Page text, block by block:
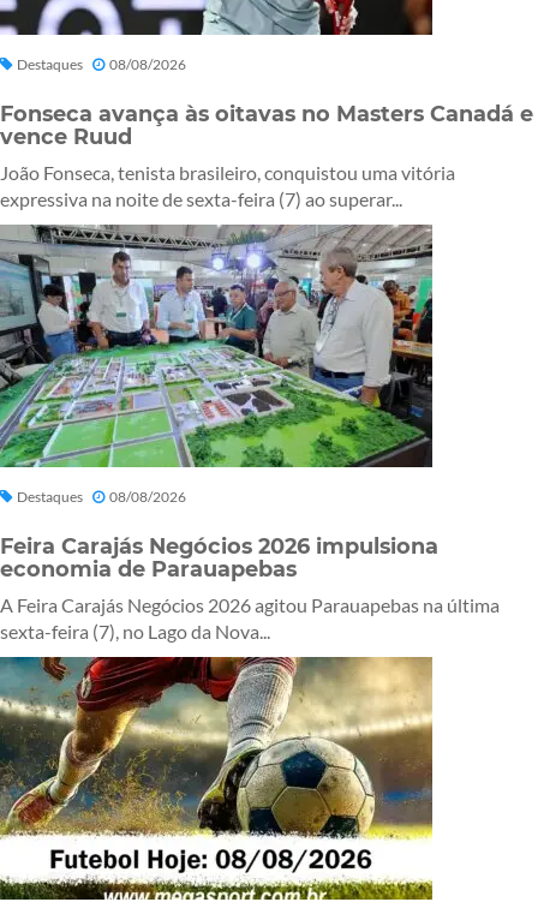
Destaques 08/08/2026
Fonseca avança às oitavas no Masters Canadá e
vence Ruud
João Fonseca, tenista brasileiro, conquistou uma vitória
expressiva na noite de sexta-feira (7) ao superar...
Destaques 08/08/2026
Feira Carajás Negócios 2026 impulsiona
economia de Parauapebas
A Feira Carajás Negócios 2026 agitou Parauapebas na última
sexta-feira (7), no Lago da Nova...